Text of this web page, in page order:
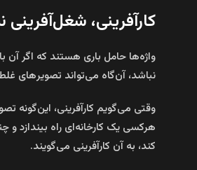
کارآفرینی،
واژه‌ها حامل باری هستند که اگر آن
نباشد، آن‌گاه می‌تواند تصویر‌های
وقتی می‌گویم کارآفرینی، این‌گونه
هرکسی یک کارخانه‌ای راه بیندازد و
کند، به آن کارآفرینی می‌گویند.